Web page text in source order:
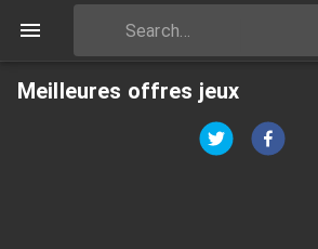
Meilleures offres jeux